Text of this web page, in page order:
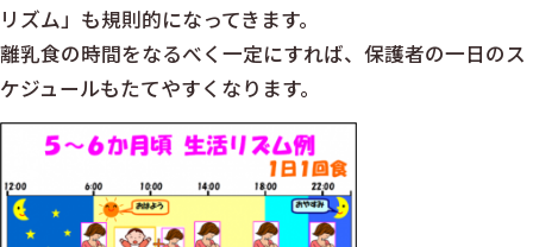
リズム」も規則的になってきます。
離乳食の時間をなるべく一定にすれば、保護者の一日のス
ケジュールもたてやすくなります。